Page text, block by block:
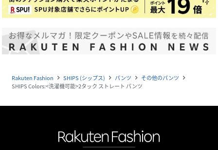
Rakuten Fashion navigate_next SHIPS (シップス) navigate_next パンツ navigate_next その他のパンツ navigate_next
SHIPS Colors:<洗濯機可能>2タック ストレート パンツ